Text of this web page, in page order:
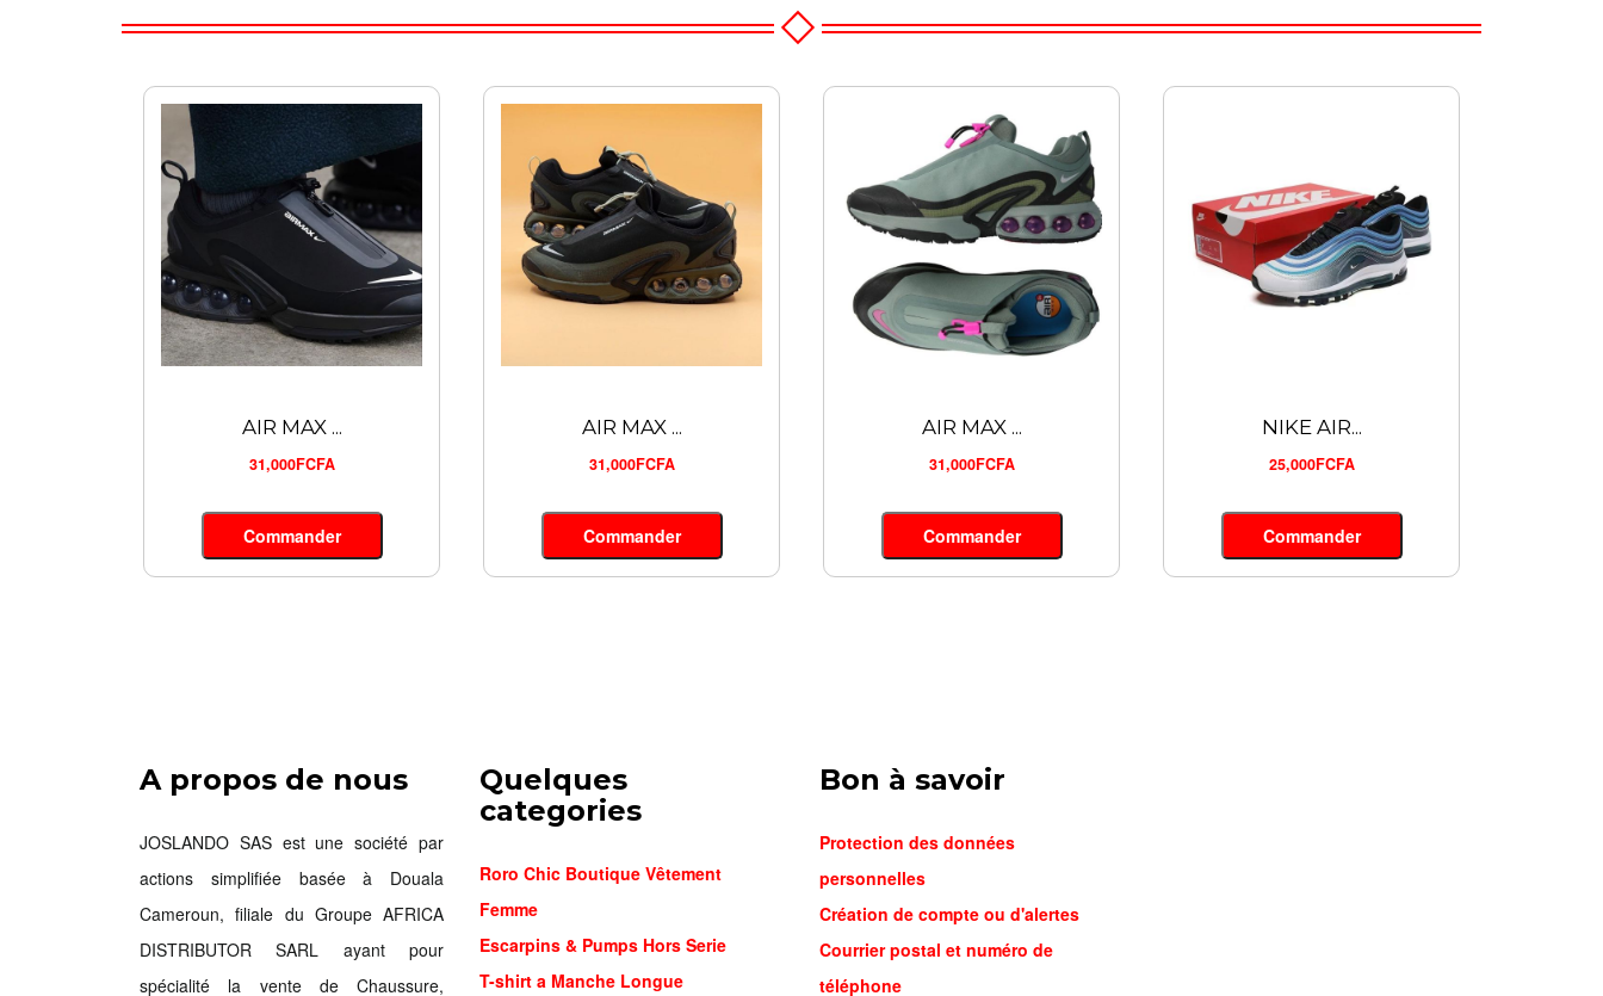
AIR MAX ...
31,000FCFA
Commander
AIR MAX ...
31,000FCFA
Commander
AIR MAX ...
31,000FCFA
Commander
NIKE AIR...
25,000FCFA
Commander
A propos de nous
JOSLANDO SAS est une société par
actions simplifiée basée à Douala
Cameroun, filiale du Groupe AFRICA
DISTRIBUTOR SARL ayant pour
spécialité la vente de Chaussure,
Quelques
categories
Roro Chic Boutique Vêtement
Femme
Escarpins & Pumps Hors Serie
T-shirt a Manche Longue
Bon à savoir
Protection des données
personnelles
Création de compte ou d'alertes
Courrier postal et numéro de
téléphone